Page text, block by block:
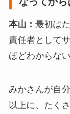
本山： 最初は
責任者として
ほどわからな
みかさんが自
以上に、たく